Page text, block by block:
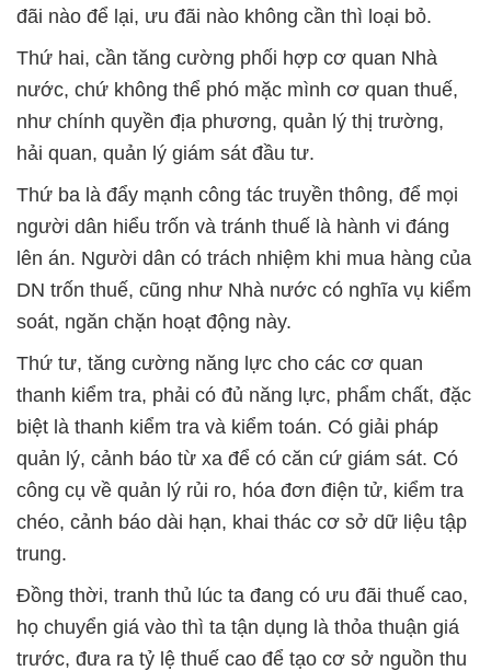
đãi nào để lại, ưu đãi nào không cần thì loại bỏ.
Thứ hai, cần tăng cường phối hợp cơ quan Nhà
nước, chứ không thể phó mặc mình cơ quan thuế,
như chính quyền địa phương, quản lý thị trường,
hải quan, quản lý giám sát đầu tư.
Thứ ba là đẩy mạnh công tác truyền thông, để mọi
người dân hiểu trốn và tránh thuế là hành vi đáng
lên án. Người dân có trách nhiệm khi mua hàng của
DN trốn thuế, cũng như Nhà nước có nghĩa vụ kiểm
soát, ngăn chặn hoạt động này.
Thứ tư, tăng cường năng lực cho các cơ quan
thanh kiểm tra, phải có đủ năng lực, phẩm chất, đặc
biệt là thanh kiểm tra và kiểm toán. Có giải pháp
quản lý, cảnh báo từ xa để có căn cứ giám sát. Có
công cụ về quản lý rủi ro, hóa đơn điện tử, kiểm tra
chéo, cảnh báo dài hạn, khai thác cơ sở dữ liệu tập
trung.
Đồng thời, tranh thủ lúc ta đang có ưu đãi thuế cao,
họ chuyển giá vào thì ta tận dụng là thỏa thuận giá
trước, đưa ra tỷ lệ thuế cao để tạo cơ sở nguồn thu